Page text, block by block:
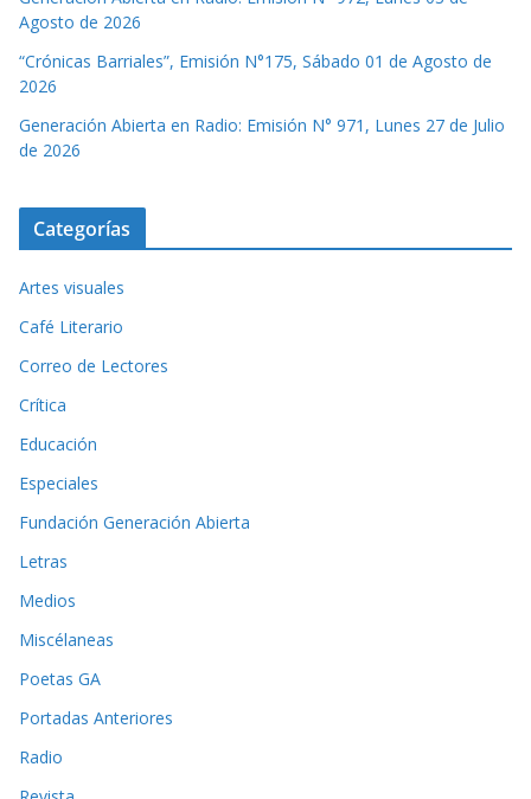
Agosto de 2026
“Crónicas Barriales”, Emisión N°175, Sábado 01 de Agosto de
2026
Generación Abierta en Radio: Emisión N° 971, Lunes 27 de Julio
de 2026
Categorías
Artes visuales
Café Literario
Correo de Lectores
Crítica
Educación
Especiales
Fundación Generación Abierta
Letras
Medios
Miscélaneas
Poetas GA
Portadas Anteriores
Radio